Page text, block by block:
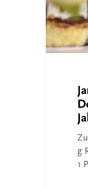
Jahre)
empfiehlt
g
1